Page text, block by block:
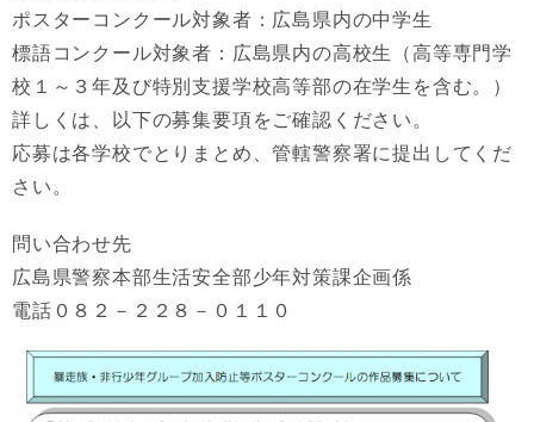
ポスターコンクール対象者：広島県内の中学生
標語コンクール対象者：広島県内の高校生（高等専門学
校１～３年及び特別支援学校高等部の在学生を含む。）
詳しくは、以下の募集要項をご確認ください。
応募は各学校でとりまとめ、管轄警察署に提出してくだ
さい。
問い合わせ先
広島県警察本部生活安全部少年対策課企画係
電話０８２－２２８－０１１０